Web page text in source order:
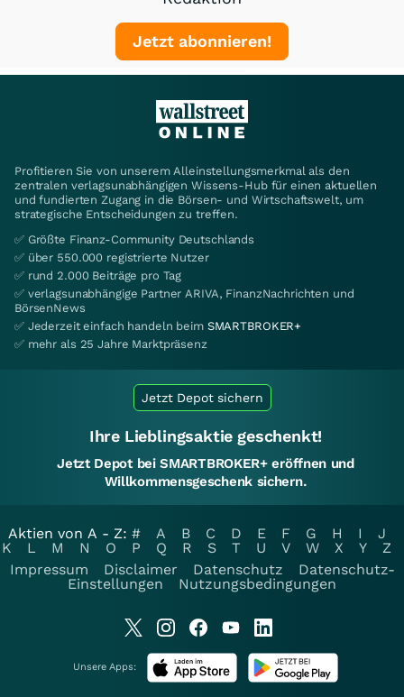
Jetzt abonnieren!
Profitieren Sie von unserem Alleinstellungsmerkmal als den
zentralen verlagsunabhängigen Wissens-Hub für einen aktuellen
und fundierten Zugang in die Börsen- und Wirtschaftswelt, um
strategische Entscheidungen zu treffen.
✅ Größte Finanz-Community Deutschlands
✅ über 550.000 registrierte Nutzer
✅ rund 2.000 Beiträge pro Tag
✅ verlagsunabhängige Partner ARIVA, FinanzNachrichten und
BörsenNews
✅ Jederzeit einfach handeln beim SMARTBROKER+
✅ mehr als 25 Jahre Marktpräsenz
Jetzt Depot sichern
Ihre Lieblingsaktie geschenkt!
Jetzt Depot bei SMARTBROKER+ eröffnen und
Willkommensgeschenk sichern.
Aktien von A - Z: # A B C D E F G H I
J
K
L M N O P Q R S T U V W X Y
Z
Impressum
Disclaimer Datenschutz
Datenschutz-
Einstellungen
Nutzungsbedingungen
Unsere Apps: